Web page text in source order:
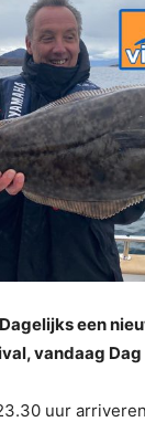
Dagelijks een
vandaag Dag
uur